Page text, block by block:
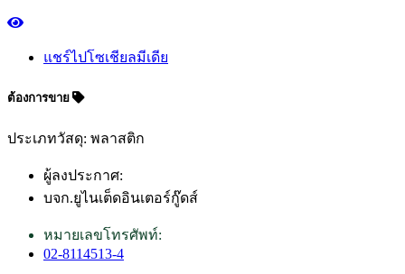
แชร์ไปโซเชียลมีเดีย
ต้องการขาย
ประเภทวัสดุ: พลาสติก
ผู้ลงประกาศ:
บจก.ยูไนเต็ดอินเตอร์กู๊ดส์
หมายเลขโทรศัพท์:
02-8114513-4